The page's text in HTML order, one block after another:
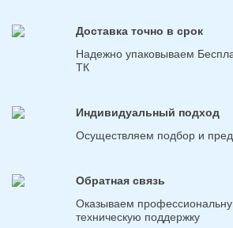
Доставка точно в срок
Надежно упаковываем
ТК
Индивидуальный подход
Осуществляем подбор и
Обратная связь
Оказываем
техническую поддержку